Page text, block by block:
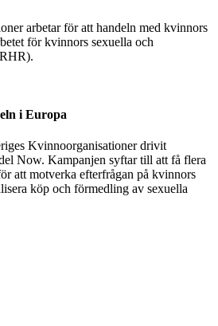
arbetar för att handeln med kvinnors
för kvinnors sexuella och
i Europa
Kvinnoorganisationer drivit
Now. Kampanjen syftar till att få flera
att motverka efterfrågan på kvinnors
köp och förmedling av sexuella